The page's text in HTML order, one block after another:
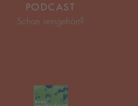
PODCAST